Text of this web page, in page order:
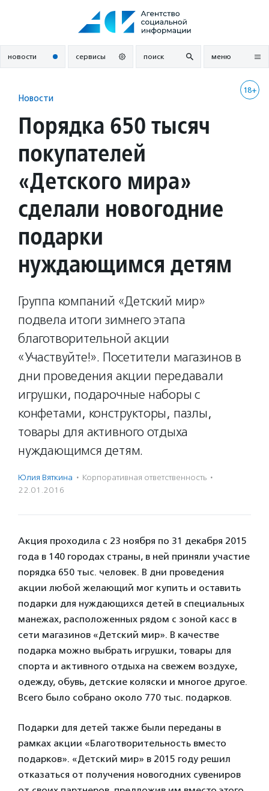
новости сервисы поиск меню
18+
Новости
Порядка 650 тысяч
покупателей
«Детского мира»
сделали новогодние
подарки
нуждающимся детям
Группа компаний «Детский мир»
подвела итоги зимнего этапа
благотворительной акции
«Участвуйте!». Посетители магазинов в
дни проведения акции передавали
игрушки, подарочные наборы с
конфетами, конструкторы, пазлы,
товары для активного отдыха
нуждающимся детям.
Юлия Вяткина · Корпоративная ответственность ·
22.01.2016
Акция проходила с 23 ноября по 31 декабря 2015
года в 140 городах страны, в ней приняли участие
порядка 650 тыс. человек. В дни проведения
акции любой желающий мог купить и оставить
подарки для нуждающихся детей в специальных
манежах, расположенных рядом с зоной касс в
сети магазинов «Детский мир». В качестве
подарка можно выбрать игрушки, товары для
спорта и активного отдыха на свежем воздухе,
одежду, обувь, детские коляски и многое другое.
Всего было собрано около 770 тыс. подарков.
Подарки для детей также были переданы в
рамках акции «Благотворительность вместо
подарков». «Детский мир» в 2015 году решил
отказаться от получения новогодних сувениров